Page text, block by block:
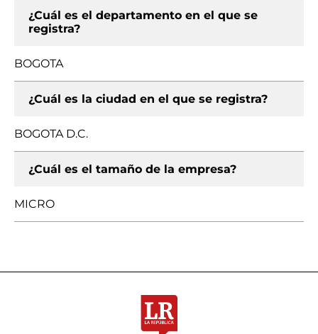
¿Cuál es el departamento en el que se
registra?
BOGOTA
¿Cuál es la ciudad en el que se registra?
BOGOTA D.C.
¿Cuál es el tamaño de la empresa?
MICRO